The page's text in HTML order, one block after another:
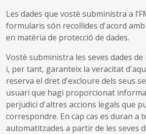
Les dades que vostè subministra a
formularis són recollides d'acord
en matèria de protecció de dades.
Vostè subministra les seves dades
i, per tant, garanteix la veracitat
reserva el dret d'excloure dels seus
usuari que hagi proporcionat
perjudici d'altres accions legals que
correspondre. En cap cas es duran a
automatitzades a partir de les seves